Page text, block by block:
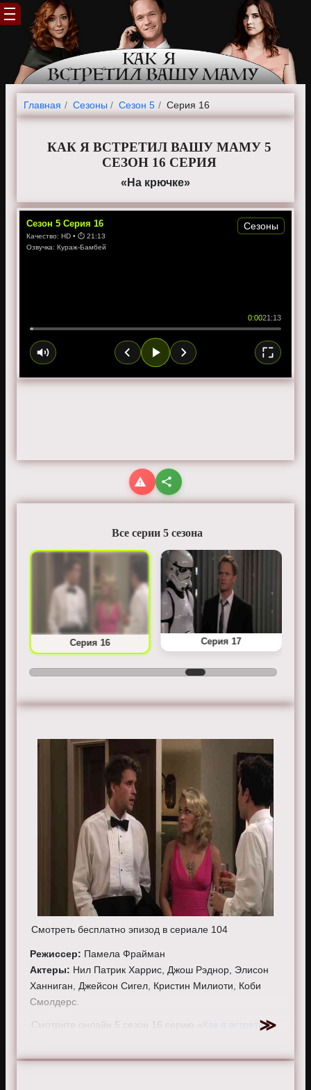
Главная Cезоны Сезон 5 Серия 16
КАК Я ВСТРЕТИЛ ВАШУ МАМУ 5
СЕЗОН 16 СЕРИЯ
«На крючке»
Сезон 5 Серия 16
Качество: HD • ⏱ 21:13
Озвучка: Кураж-Бамбей
0:0021:13
Сезоны
Все серии 5 сезона
Серия 16 Серия 17
Смотреть бесплатно эпизод в сериале 104
Режиссер: Памела Фрайман
Актеры: Нил Патрик Харрис, Джош Рэднор, Элисон
Ханниган, Джейсон Сигел, Кристин Милиоти, Коби
Смолдерс.
Смотрите онлайн 5 сезон 16 серию « Как я встретил
телефоне, планшете, пк или телевизоре на сайте